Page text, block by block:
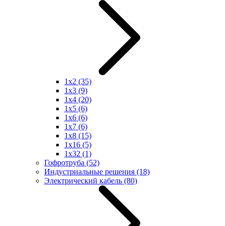
1x2 (35)
1x3 (9)
1x4 (20)
1x5 (6)
1x6 (6)
1x7 (6)
1x8 (15)
1x16 (5)
1x32 (1)
Гофротруба (52)
Индустриальные решения (18)
Электрический кабель (80)